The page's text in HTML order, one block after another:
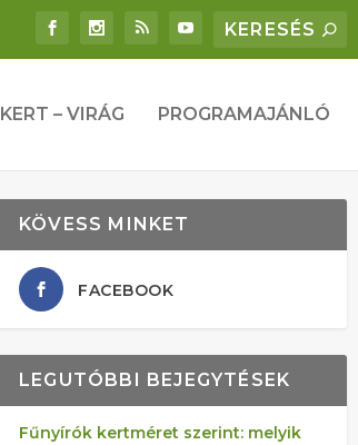
KERT – VIRÁG PROGRAMAJÁNLÓ
KÖVESS MINKET
FACEBOOK
LEGUTÓBBI BEJEGYTÉSEK
Fűnyírók kertméret szerint: melyik